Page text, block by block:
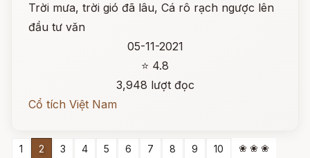
Trời mưa, trời gió đã lâu, Cá rô rạch ngược lên
đầu tư văn
05-11-2021
⭐ 4.8
3,948 lượt đọc
Cổ tích Việt Nam
1 2 3 4 5 6 7 8 9 10
❀ ❀ ❀